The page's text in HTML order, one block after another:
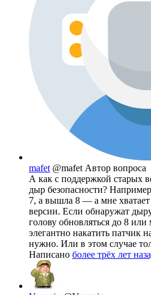
mafet @mafet Автор вопроса
А как с поддержкой старых
дыр безопасности?
7, а вышла 8 — а мне
версии. Если обнаружат
голову обновляться до 8
элегантно накатить патчик
нужно. Или в этом случае
Написано более трёх лет